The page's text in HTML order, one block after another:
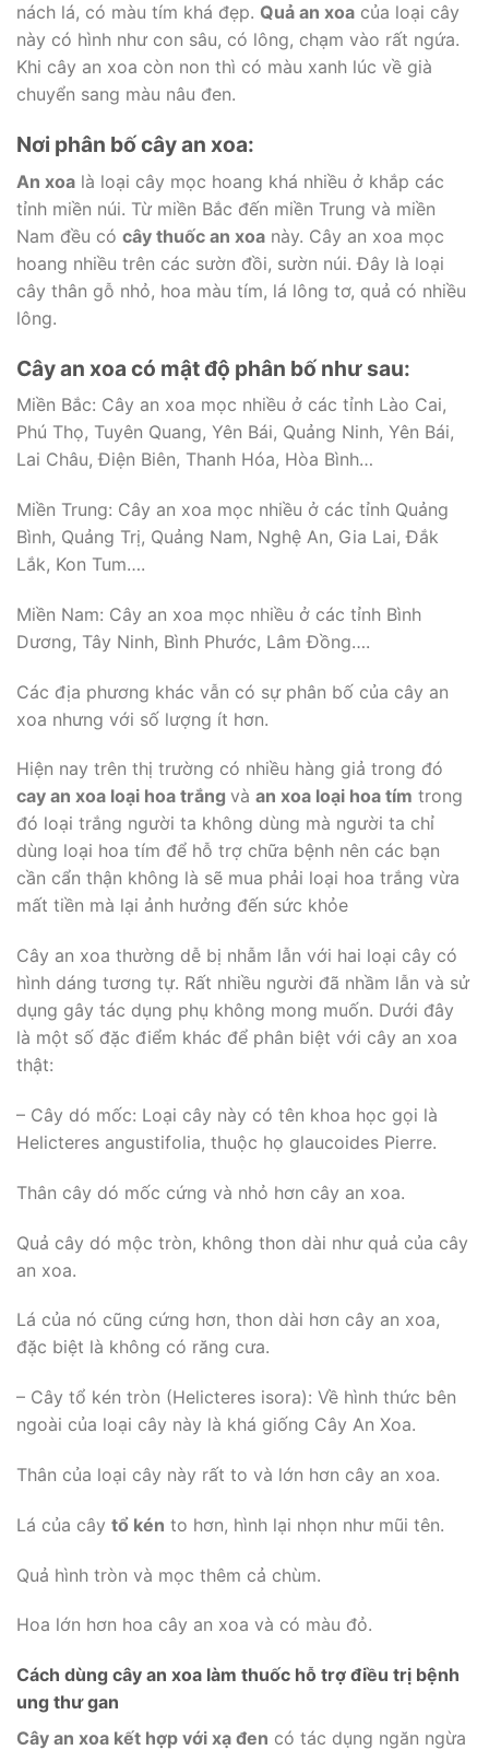
nách lá, có màu tím khá đẹp. Quả an xoa của loại cây
này có hình như con sâu, có lông, chạm vào rất ngứa.
Khi cây an xoa còn non thì có màu xanh lúc về già
chuyển sang màu nâu đen.
Nơi phân bố cây an xoa:
An xoa là loại cây mọc hoang khá nhiều ở khắp các
tỉnh miền núi. Từ miền Bắc đến miền Trung và miền
Nam đều có cây thuốc an xoa này. Cây an xoa mọc
hoang nhiều trên các sườn đồi, sườn núi. Đây là loại
cây thân gỗ nhỏ, hoa màu tím, lá lông tơ, quả có nhiều
lông.
Cây an xoa có mật độ phân bố như sau:
Miền Bắc: Cây an xoa mọc nhiều ở các tỉnh Lào Cai,
Phú Thọ, Tuyên Quang, Yên Bái, Quảng Ninh, Yên Bái,
Lai Châu, Điện Biên, Thanh Hóa, Hòa Bình…
Miền Trung: Cây an xoa mọc nhiều ở các tỉnh Quảng
Bình, Quảng Trị, Quảng Nam, Nghệ An, Gia Lai, Đắk
Lắk, Kon Tum….
Miền Nam: Cây an xoa mọc nhiều ở các tỉnh Bình
Dương, Tây Ninh, Bình Phước, Lâm Đồng….
Các địa phương khác vẫn có sự phân bố của cây an
xoa nhưng với số lượng ít hơn.
Hiện nay trên thị trường có nhiều hàng giả trong đó
cay an xoa loại hoa trắng và an xoa loại hoa tím trong
đó loại trắng người ta không dùng mà người ta chỉ
dùng loại hoa tím để hỗ trợ chữa bệnh nên các bạn
cần cẩn thận không là sẽ mua phải loại hoa trắng vừa
mất tiền mà lại ảnh hưởng đến sức khỏe
Cây an xoa thường dễ bị nhẫm lẫn với hai loại cây có
hình dáng tương tự. Rất nhiều người đã nhầm lẫn và sử
dụng gây tác dụng phụ không mong muốn. Dưới đây
là một số đặc điểm khác để phân biệt với cây an xoa
thật:
– Cây dó mốc: Loại cây này có tên khoa học gọi là
Helicteres angustifolia, thuộc họ glaucoides Pierre.
Thân cây dó mốc cứng và nhỏ hơn cây an xoa.
Quả cây dó mộc tròn, không thon dài như quả của cây
an xoa.
Lá của nó cũng cứng hơn, thon dài hơn cây an xoa,
đặc biệt là không có răng cưa.
– Cây tổ kén tròn (Helicteres isora): Về hình thức bên
ngoài của loại cây này là khá giống Cây An Xoa.
Thân của loại cây này rất to và lớn hơn cây an xoa.
Lá của cây tổ kén to hơn, hình lại nhọn như mũi tên.
Quả hình tròn và mọc thêm cả chùm.
Hoa lớn hơn hoa cây an xoa và có màu đỏ.
Cách dùng cây an xoa làm thuốc hỗ trợ điều trị bệnh
ung thư gan
Cây an xoa kết hợp với xạ đen có tác dụng ngăn ngừa